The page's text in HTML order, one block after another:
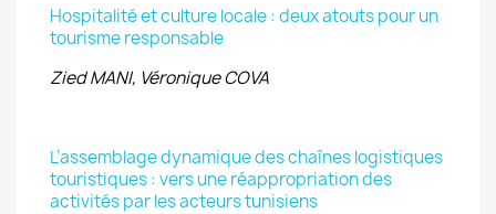
Hospitalité et culture locale : deux atouts pour un
tourisme responsable
Zied MANI, Véronique COVA
L’assemblage dynamique des chaînes logistiques
touristiques : vers une réappropriation des
activités par les acteurs tunisiens